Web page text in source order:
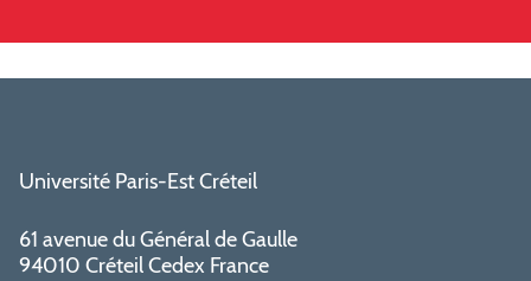
Université Paris-Est Créteil
61 avenue du Général de Gaulle
94010 Créteil Cedex France